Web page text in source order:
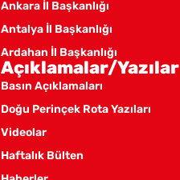
Ankara İl Başkanlığı
Antalya İl Başkanlığı
Ardahan İl Başkanlığı
Artvin İl Başkanlığı
Açıklamalar/Yazılar
Basın Açıklamaları
Doğu Perinçek Rota Yazıları
Videolar
Haftalık Bülten